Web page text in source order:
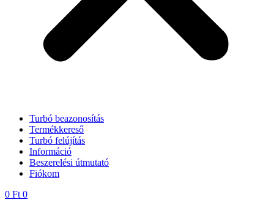
Turbó beazonosítás
Termékkereső
Turbó felújítás
Információ
Beszerelési útmutató
Fiókom
0 Ft 0